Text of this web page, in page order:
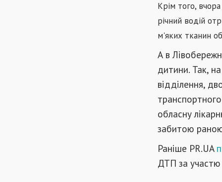
Крім того,
річний водій
м'яких тканин
А в
дитини. Так,
відділення,
обласну
забитою
Раніше PR.UA
ДТП за участю